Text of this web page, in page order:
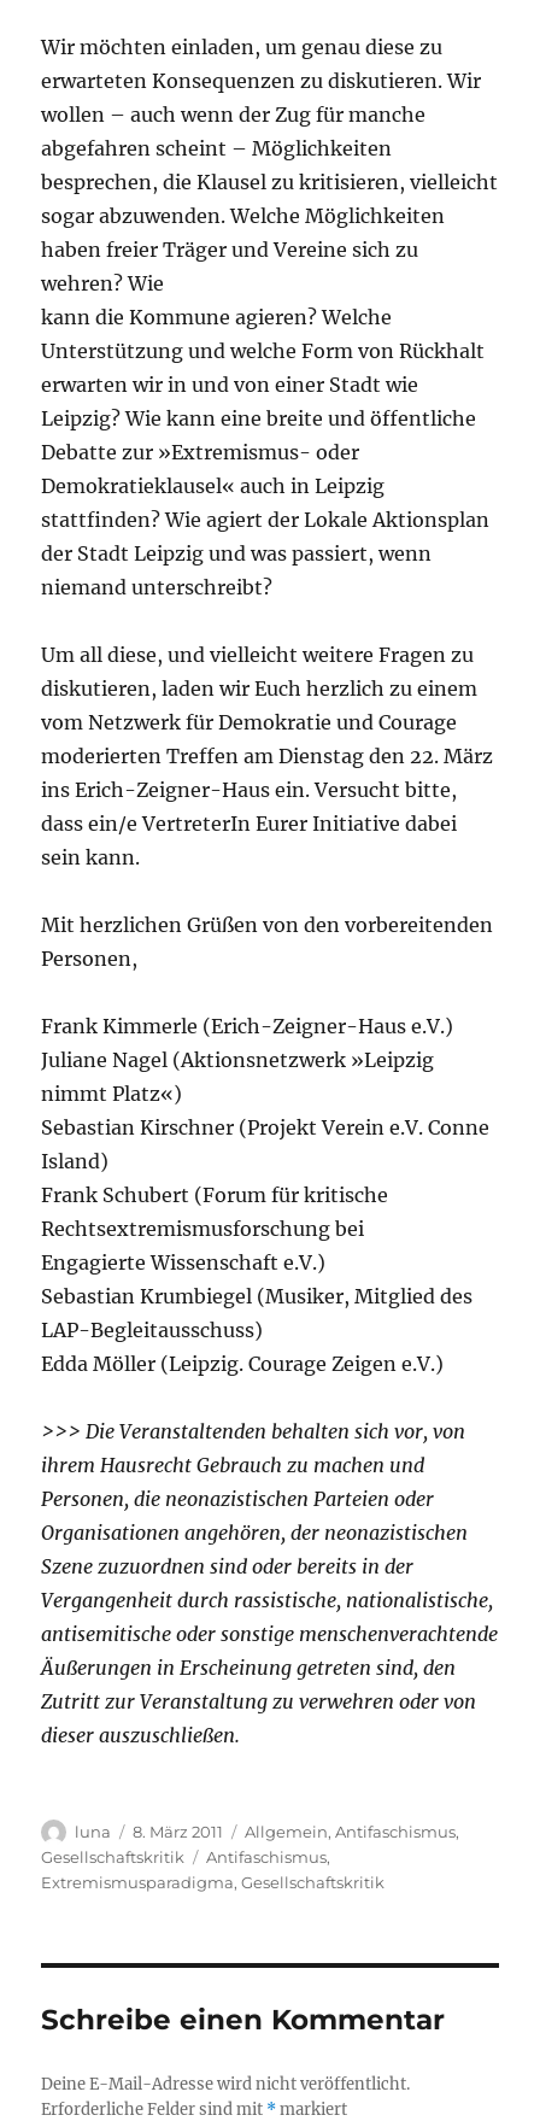
Wir möchten einladen, um genau diese zu
erwarteten Konsequenzen zu diskutieren. Wir
wollen – auch wenn der Zug für manche
abgefahren scheint – Möglichkeiten
besprechen, die Klausel zu kritisieren, vielleicht
sogar abzuwenden. Welche Möglichkeiten
haben freier Träger und Vereine sich zu
wehren? Wie
kann die Kommune agieren? Welche
Unterstützung und welche Form von Rückhalt
erwarten wir in und von einer Stadt wie
Leipzig? Wie kann eine breite und öffentliche
Debatte zur »Extremismus- oder
Demokratieklausel« auch in Leipzig
stattfinden? Wie agiert der Lokale Aktionsplan
der Stadt Leipzig und was passiert, wenn
niemand unterschreibt?
Um all diese, und vielleicht weitere Fragen zu
diskutieren, laden wir Euch herzlich zu einem
vom Netzwerk für Demokratie und Courage
moderierten Treffen am Dienstag den 22. März
ins Erich-Zeigner-Haus ein. Versucht bitte,
dass ein/e VertreterIn Eurer Initiative dabei
sein kann.
Mit herzlichen Grüßen von den vorbereitenden
Personen,
Frank Kimmerle (Erich-Zeigner-Haus e.V.)
Juliane Nagel (Aktionsnetzwerk »Leipzig
nimmt Platz«)
Sebastian Kirschner (Projekt Verein e.V. Conne
Island)
Frank Schubert (Forum für kritische
Rechtsextremismusforschung bei
Engagierte Wissenschaft e.V.)
Sebastian Krumbiegel (Musiker, Mitglied des
LAP-Begleitausschuss)
Edda Möller (Leipzig. Courage Zeigen e.V.)
>>> Die Veranstaltenden behalten sich vor, von
ihrem Hausrecht Gebrauch zu machen und
Personen, die neonazistischen Parteien oder
Organisationen angehören, der neonazistischen
Szene zuzuordnen sind oder bereits in der
Vergangenheit durch rassistische, nationalistische,
antisemitische oder sonstige menschenverachtende
Äußerungen in Erscheinung getreten sind, den
Zutritt zur Veranstaltung zu verwehren oder von
dieser auszuschließen.
Autor
luna
Veröffentlicht
am
8. März 2011 Kategorien
Allgemein,Antifaschismus,
Gesellschaftskritik
Schlagwörter
Antifaschismus,
Extremismusparadigma,Gesellschaftskritik
Schreibe einen Kommentar
Deine E-Mail-Adresse wird nicht veröffentlicht.
Erforderliche Felder sind mit *markiert